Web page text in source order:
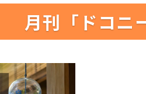
月刊「ドコニ